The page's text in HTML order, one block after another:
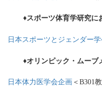
♦スポーツ体育学研究に
日本スポーツとジェンダー
♦オリンピック・ムーブ
日本体力医学会企画 ＜B301